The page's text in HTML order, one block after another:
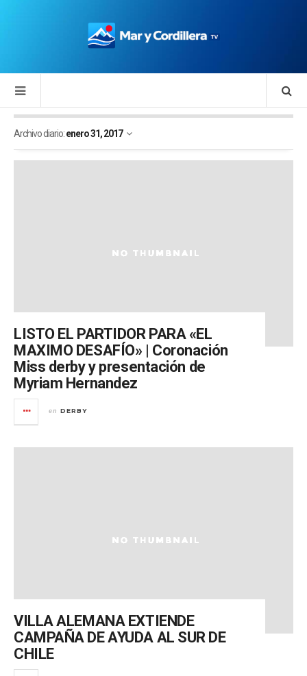
Archivo diario:enero 31, 2017
LISTO EL PARTIDOR PARA «EL
MAXIMO DESAFÍO» | Coronación
Miss derby y presentación de
Myriam Hernandez
en DERBY
VILLA ALEMANA EXTIENDE
CAMPAÑA DE AYUDA AL SUR DE
CHILE